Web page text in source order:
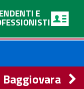
E
Baggiovara